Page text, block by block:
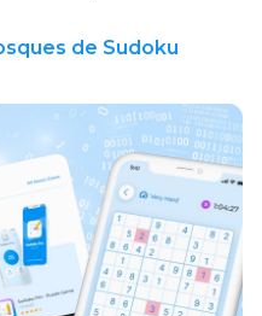
de Sudoku